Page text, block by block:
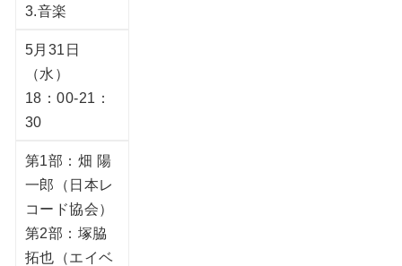
3.音楽
5月31日
（水）
18：00-21：
30
第1部：畑 陽
一郎（日本レ
コード協会）
第2部：塚脇
拓也（エイベ